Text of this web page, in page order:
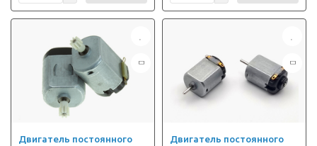
Двигатель постоянного
Двигатель постоянного